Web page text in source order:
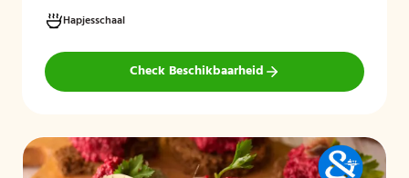
recepties, bedrijfsborrels en andere feestelijke gelegenheden. Met
64 hapjes is deze schaal geschikt om een grotere groep gasten te
voorzien van smakelijke en gevarieerde snacks.
Hapjesschaal
Check Beschikbaarheid